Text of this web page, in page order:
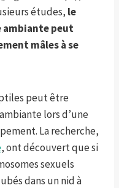
études, le
ambiante peut
mâles à se
peut être
lors d’une
La recherche,
, ont découvert que si
sexuels
dans un nid à